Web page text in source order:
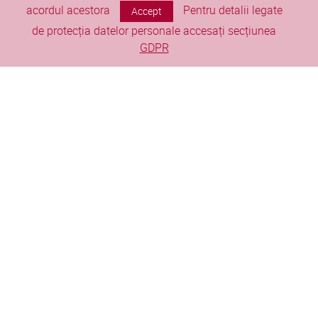
Produced inqdev labs
acordul acestora
Accept
Pentru detalii legate
de protecția datelor personale accesați secțiunea
GDPR